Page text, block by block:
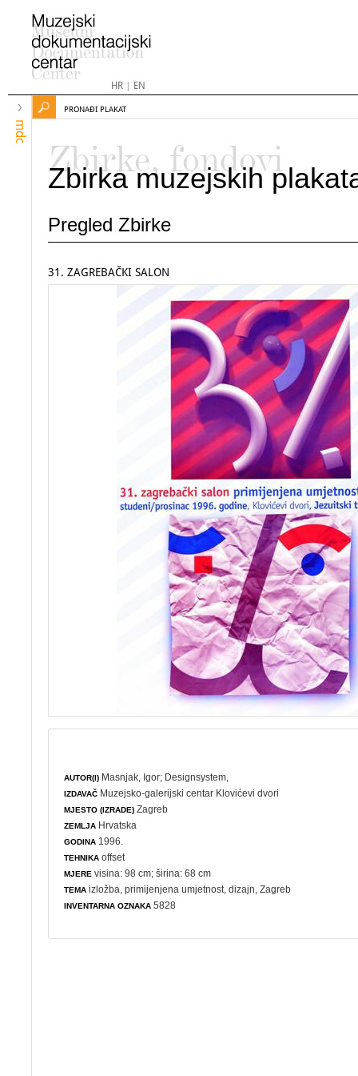
HR| EN
mdc
PRONAĐI PLAKAT
Zbirke, fondovi
Zbirka muzejskih
Pregled Zbirke
31. ZAGREBAČKI SALON
AUTOR(I) Masnjak, Igor; Designsystem,
IZDAVAČ Muzejsko-galerijski centar Klovićevi dvori
MJESTO (IZRADE) Zagreb
ZEMLJA Hrvatska
GODINA 1996.
TEHNIKA offset
MJERE visina: 98 cm; širina: 68 cm
TEMA izložba ,primijenjena umjetnost ,dizajn , Zagreb
INVENTARNA OZNAKA 5828